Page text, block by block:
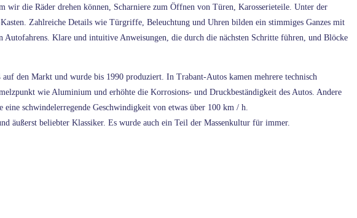
wir die Räder drehen können, Scharniere zum Öffnen von Türen, Karosserieteile. Unter der
Zahlreiche Details wie Türgriffe, Beleuchtung und Uhren bilden ein stimmiges Ganzes mit
Autofahrens. Klare und intuitive Anweisungen, die durch die nächsten Schritte führen, und Blöcke
den Markt und wurde bis 1990 produziert. In Trabant-Autos kamen mehrere technisch
wie Aluminium und erhöhte die Korrosions- und Druckbeständigkeit des Autos. Andere
schwindelerregende Geschwindigkeit von etwas über 100 km / h.
äußerst beliebter Klassiker. Es wurde auch ein Teil der Massenkultur für immer.